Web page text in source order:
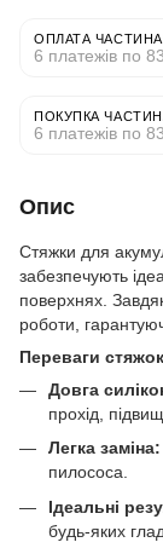
ОПЛАТА
6 платежів по
ПОКУПКА
6 платежів по
Опис
Стяжки для
забезпечують
поверхнях.
роботи,
Переваги
Довга
прохід,
Легка заміна:
пилососа.
Ідеальні
будь-яких